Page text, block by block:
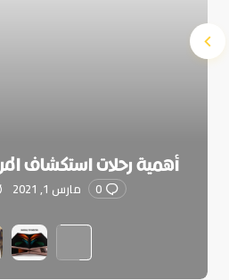
أهمية رحلات استكشاف
0 مارس 1, 2021